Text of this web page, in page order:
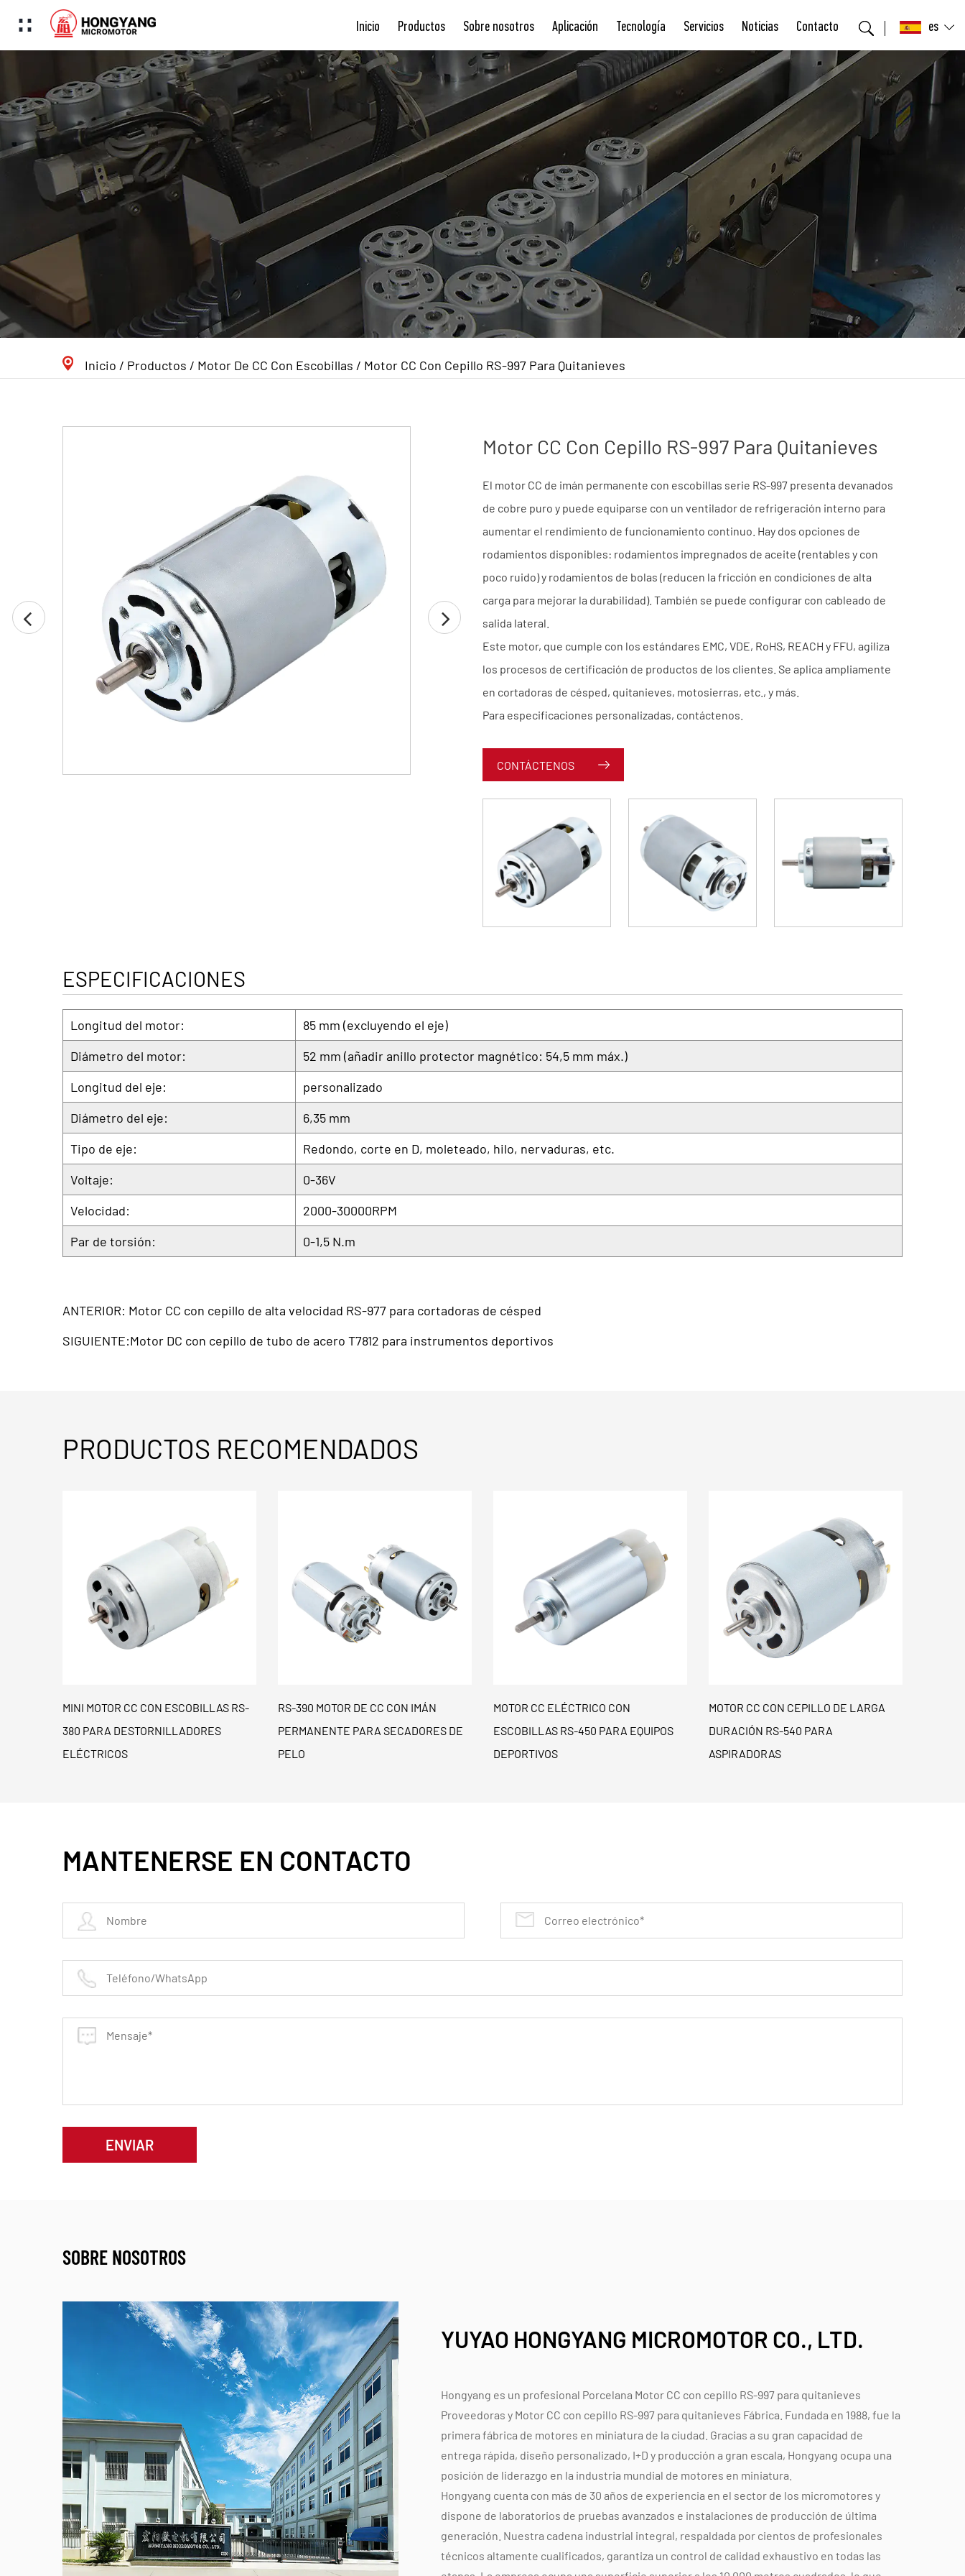
Inicio Productos Sobre nosotros Aplicación Tecnología Servicios Noticias Contacto es
Inicio
Productos
Sobre nosotros
Aplicación
Servicios
Inicio / Productos / Motor De CC Con Escobillas / Motor CC Con Cepillo RS-997 Para Quitanieves
Motor CC Con Cepillo RS-997 Para Quitanieves
El motor CC de imán permanente con escobillas serie RS-997 presenta devanados
de cobre puro y puede equiparse con un ventilador de refrigeración interno para
aumentar el rendimiento de funcionamiento continuo. Hay dos opciones de
rodamientos disponibles: rodamientos impregnados de aceite (rentables y con
poco ruido) y rodamientos de bolas (reducen la fricción en condiciones de alta
carga para mejorar la durabilidad). También se puede configurar con cableado de
salida lateral.
Este motor, que cumple con los estándares EMC, VDE, RoHS, REACH y FFU, agiliza
los procesos de certificación de productos de los clientes. Se aplica ampliamente
en cortadoras de césped, quitanieves, motosierras, etc., y más.
Para especificaciones personalizadas, contáctenos.
CONTÁCTENOS
ESPECIFICACIONES
Longitud del motor:
85 mm (excluyendo el eje)
Diámetro del motor:
52 mm (añadir anillo protector magnético: 54,5 mm máx.)
Longitud del eje:
personalizado
Diámetro del eje:
6,35 mm
Tipo de eje:
Redondo, corte en D, moleteado, hilo, nervaduras, etc.
Voltaje:
0-36V
Velocidad:
2000-30000RPM
Par de torsión:
0-1,5 N.m
ANTERIOR: Motor CC con cepillo de alta velocidad RS-977 para cortadoras de césped
SIGUIENTE:Motor DC con cepillo de tubo de acero T7812 para instrumentos deportivos
PRODUCTOS RECOMENDADOS
RS-390 MOTOR DE CC CON IMÁN
PERMANENTE PARA SECADORES DE
PELO
MOTOR CC ELÉCTRICO CON
ESCOBILLAS RS-450 PARA EQUIPOS
DEPORTIVOS
MOTOR CC CON CEPILLO DE LARGA
DURACIÓN RS-540 PARA
ASPIRADORAS
MOTOR CC CON ESCOBILLAS DE ALTA
VELOCIDAD RS-750 PARA TALADROS
ELÉCTRICOS
MANTENERSE EN CONTACTO
ENVIAR
SOBRE NOSOTROS
YUYAO HONGYANG MICROMOTOR CO., LTD.
Hongyang es un profesional Porcelana Motor CC con cepillo RS-997 para quitanieves
Proveedoras y Motor CC con cepillo RS-997 para quitanieves Fábrica . Fundada en 1988, fue la
primera fábrica de motores en miniatura de la ciudad. Gracias a su gran capacidad de
entrega rápida, diseño personalizado, I+D y producción a gran escala, Hongyang ocupa una
posición de liderazgo en la industria mundial de motores en miniatura.
Hongyang cuenta con más de 30 años de experiencia en el sector de los micromotores y
dispone de laboratorios de pruebas avanzados e instalaciones de producción de última
generación. Nuestra cadena industrial integral, respaldada por cientos de profesionales
técnicos altamente cualificados, garantiza un control de calidad exhaustivo en todas las